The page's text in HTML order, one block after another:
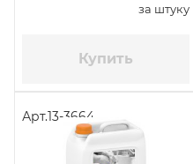
за штуку
Купить
Арт.13-3664